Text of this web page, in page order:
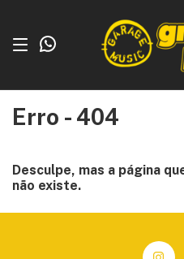
Erro - 404
Desculpe, mas a página
não existe.